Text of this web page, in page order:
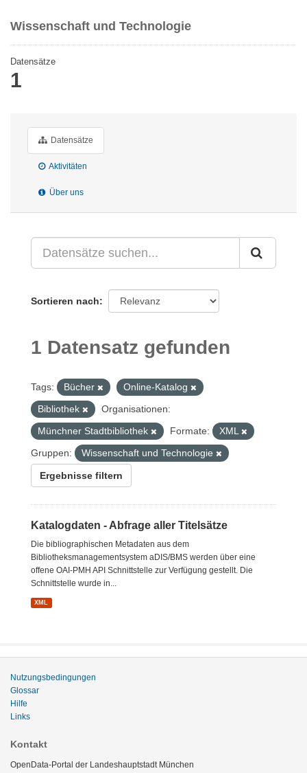
Wissenschaft und Technologie
Datensätze
1
Datensätze
Aktivitäten
Über uns
Sortieren nach
1 Datensatz gefunden
Tags: Bücher
Online-Katalog
Bibliothek
Organisationen:
Münchner Stadtbibliothek
Formate:
XML
Gruppen:
Wissenschaft und Technologie
Ergebnisse filtern
Katalogdaten - Abfrage aller Titelsätze
Die bibliographischen Metadaten aus dem
Bibliotheksmanagementsystem aDIS/BMS werden über eine
offene OAI-PMH API Schnittstelle zur Verfügung gestellt. Die
Schnittstelle wurde in...
XML
Nutzungsbedingungen
Glossar
Hilfe
Links
Kontakt
OpenData-Portal der Landeshauptstadt München